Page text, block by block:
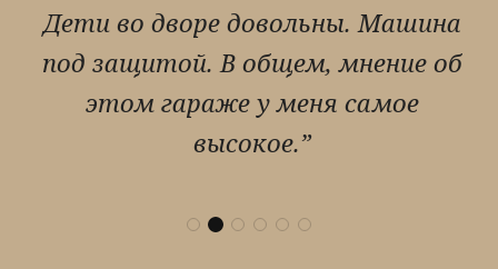
Дети во дворе довольны. Машина
под защитой. В общем, мнение об
этом гараже у меня самое
высокое.”